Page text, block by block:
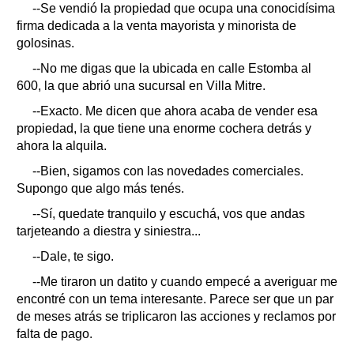
--Se vendió la propiedad que ocupa una conocidísima
firma dedicada a la venta mayorista y minorista de
golosinas.
--No me digas que la ubicada en calle Estomba al
600, la que abrió una sucursal en Villa Mitre.
--Exacto. Me dicen que ahora acaba de vender esa
propiedad, la que tiene una enorme cochera detrás y
ahora la alquila.
--Bien, sigamos con las novedades comerciales.
Supongo que algo más tenés.
--Sí, quedate tranquilo y escuchá, vos que andas
tarjeteando a diestra y siniestra...
--Dale, te sigo.
--Me tiraron un datito y cuando empecé a averiguar me
encontré con un tema interesante. Parece ser que un par
de meses atrás se triplicaron las acciones y reclamos por
falta de pago.